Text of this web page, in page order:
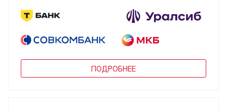
ПОДРОБНЕЕ